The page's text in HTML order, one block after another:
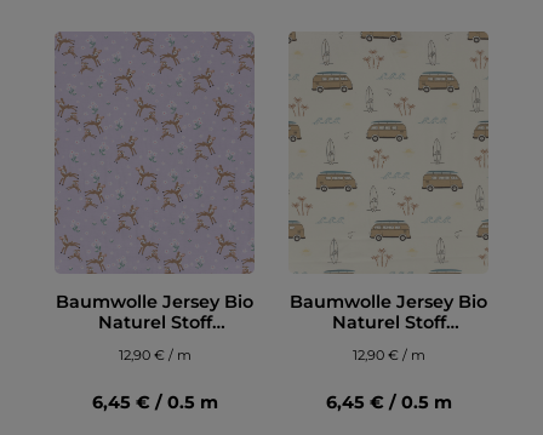
Baumwolle Jersey Bio
Naturel Stoff
bedruckt Rehe Lila
12,90 € / m
6,45 € / 0.5 m
Baumwolle Jersey Bio
Naturel Stoff
bedruckt Surf Bus
Wollweiß
12,90 € / m
6,45 € / 0.5 m